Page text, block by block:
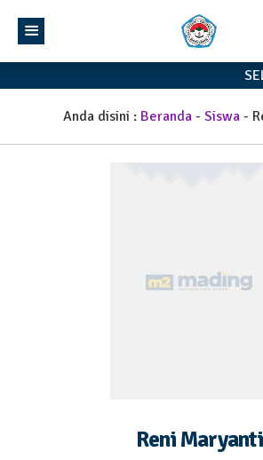
Anda disini : Beranda- Siswa-
Reni Maryanti